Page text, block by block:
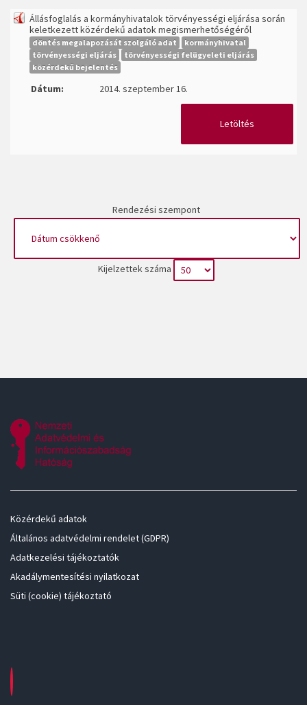
Állásfoglalás a kormányhivatalok törvényességi eljárása során
keletkezett közérdekű adatok megismerhetőségéről
döntés megalapozását szolgáló adat
kormányhivatal
törvényességi eljárás
törvényességi felügyeleti eljárás
közérdekű bejelentés
Dátum: 2014. szeptember 16.
Letöltés
Rendezési szempont
Kijelzettek száma
Közérdekű adatok
Általános adatvédelmi rendelet (GDPR)
Adatkezelési tájékoztatók
Akadálymentesítési nyilatkozat
Süti (cookie) tájékoztató